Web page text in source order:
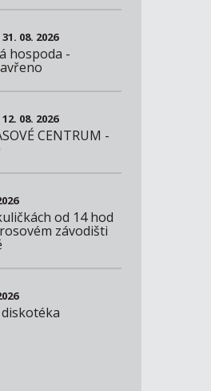
08. 2026
hospoda -
08. 2026
CENTRUM -
od 14 hod
závodišti